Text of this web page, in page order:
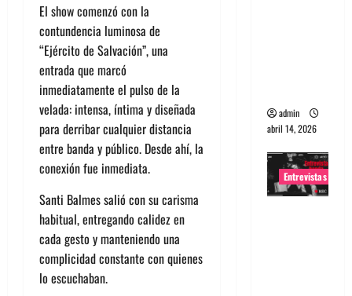
El show comenzó con la
contundencia luminosa de
“Ejército de Salvación”, una
entrada que marcó
inmediatamente el pulso de la
velada: intensa, íntima y diseñada
para derribar cualquier distancia
entre banda y público. Desde ahí, la
conexión fue inmediata.
Santi Balmes salió con su carisma
habitual, entregando calidez en
cada gesto y manteniendo una
complicidad constante con quienes
lo escuchaban.
admin
abril 14, 2026
Entrevistas